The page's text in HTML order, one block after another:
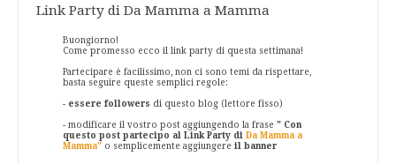
Link Party di Da Mamma a Mamma
Buongiorno!
Come promesso ecco il link party di questa settimana!
Partecipare è facilissimo, non ci sono temi da rispettare,
basta seguire queste semplici regole:
- essere followers di questo blog (lettore fisso)
- modificare il vostro post aggiungendo la frase " Con
questo post partecipo al Link Party di Da Mamma a
Mamma" o semplicemente aggiungere il banner